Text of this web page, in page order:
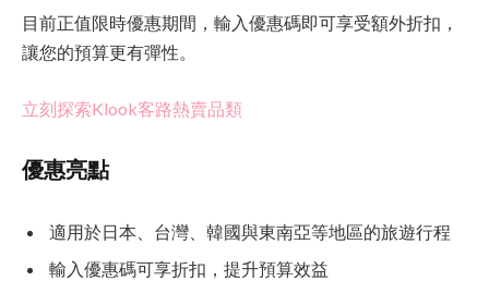
目前正值限時優惠期間，輸入優惠碼即可享受額外折扣，
讓您的預算更有彈性。
立刻探索Klook客路熱賣品類
優惠亮點
適用於日本、台灣、韓國與東南亞等地區的旅遊行程
輸入優惠碼可享折扣，提升預算效益